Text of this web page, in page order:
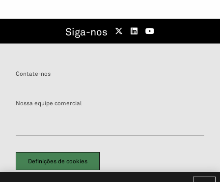
Siga-nos
Contate-nos
Nossa equipe comercial
Definições de cookies